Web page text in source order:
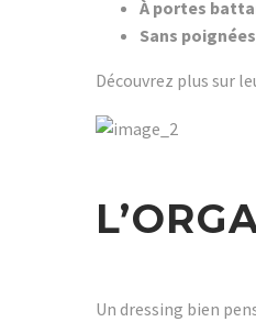
À portes
Sans
Découvrez plus sur
Un dressing bien